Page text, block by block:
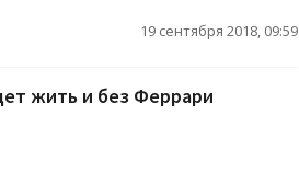
19 сентября 2018, 09:59
жить и без Феррари